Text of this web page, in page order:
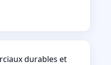
durables et